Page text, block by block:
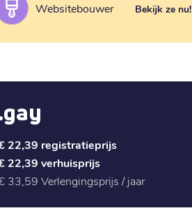
Websitebouwer Bekijk ze nu!
22,39 registratieprijs
22,39 verhuisprijs
33,59 Verlengingsprijs / jaar